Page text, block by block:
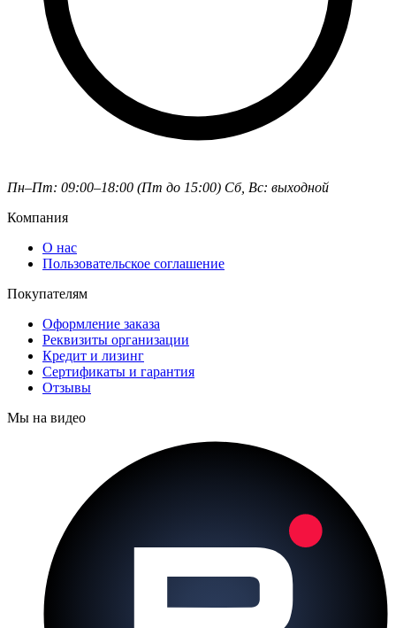
Пн–Пт: 09:00–18:00 (Пт до 15:00) Сб, Вс: выходной
Компания
О нас
Пользовательское соглашение
Покупателям
Оформление заказа
Реквизиты организации
Кредит и лизинг
Сертификаты и гарантия
Отзывы
Мы на видео